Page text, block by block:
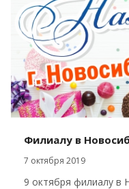
Филиалу в
7 октября 2019
9 октября филиалу в